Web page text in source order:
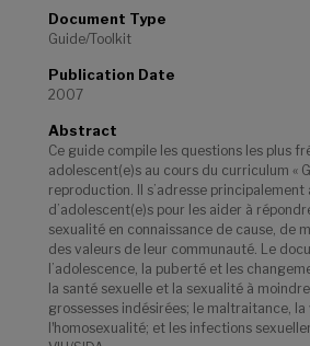
Document Type
Guide/Toolkit
Publication Date
2007
Abstract
Ce guide compile les questions les plus
adolescent(e)s au cours du curriculum «
reproduction. Il s’adresse
d’adolescent(e)s pour les aider à
sexualité en connaissance de cause, de
des valeurs de leur communauté. Le
l’adolescence, la puberté et les
la santé sexuelle et la sexualité à
grossesses indésirées; le maltraitance, la
lʼhomosexualité; et les infections